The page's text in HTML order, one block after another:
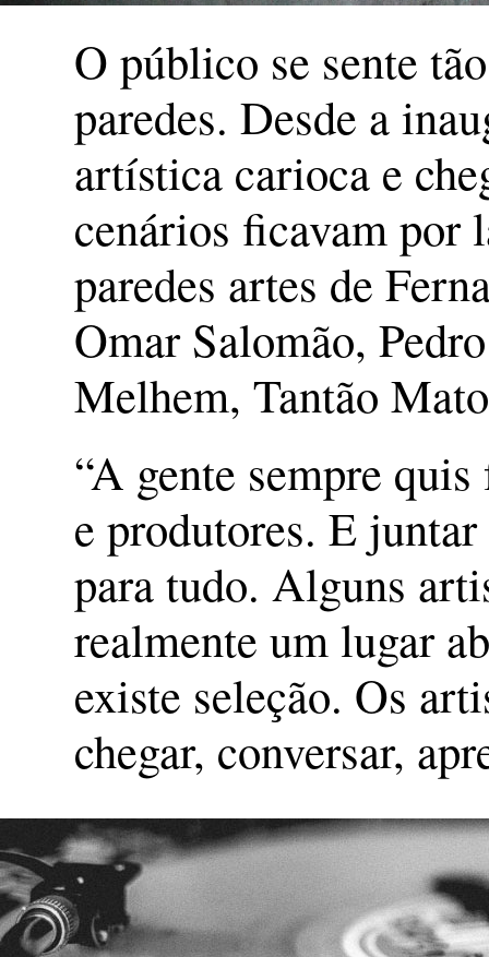
O público se sente
paredes. Desde a
artística carioca e
cenários ficavam por
paredes artes de
Omar Salomão,
Melhem, Tantão
“A gente sempre
e produtores. E
para tudo. Alguns
realmente um lugar
existe seleção. Os
chegar, conversar,